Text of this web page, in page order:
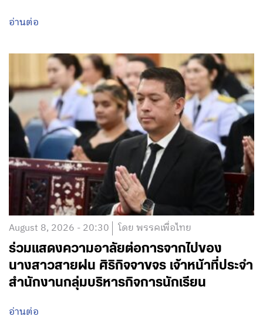
อ่านต่อ
August 8, 2026 - 20:30 โดย พรรคเพื่อไทย
ร่วมแสดงความอาลัยต่อการจากไปของ
นางสาวสายฝน ศิริกิจจาขจร เจ้าหน้าที่ประจำ
สำนักงานกลุ่มบริหารกิจการนักเรียน
อ่านต่อ